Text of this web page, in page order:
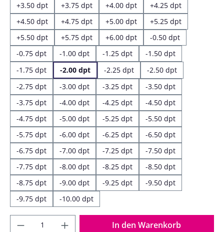
+3.50 dpt
+3.75 dpt +4.00 dpt
+4.25 dpt
+4.50 dpt
+4.75 dpt +5.00 dpt
+5.25 dpt
+5.50 dpt
+5.75 dpt +6.00 dpt
-0.50 dpt
-0.75 dpt
-1.00 dpt -1.25 dpt
-1.50 dpt
-1.75 dpt
-2.00 dpt -2.25 dpt
-2.50 dpt
-2.75 dpt
-3.00 dpt -3.25 dpt
-3.50 dpt
-3.75 dpt
-4.00 dpt -4.25 dpt
-4.50 dpt
-4.75 dpt
-5.00 dpt -5.25 dpt
-5.50 dpt
-5.75 dpt
-6.00 dpt -6.25 dpt
-6.50 dpt
-6.75 dpt
-7.00 dpt -7.25 dpt
-7.50 dpt
-7.75 dpt
-8.00 dpt -8.25 dpt
-8.50 dpt
-8.75 dpt
-9.00 dpt -9.25 dpt
-9.50 dpt
-9.75 dpt
-10.00 dpt
Produkt Anzahl: Gib den gewünschten
In den Warenkorb